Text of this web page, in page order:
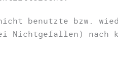
benutzte bzw.
Nichtgefallen)